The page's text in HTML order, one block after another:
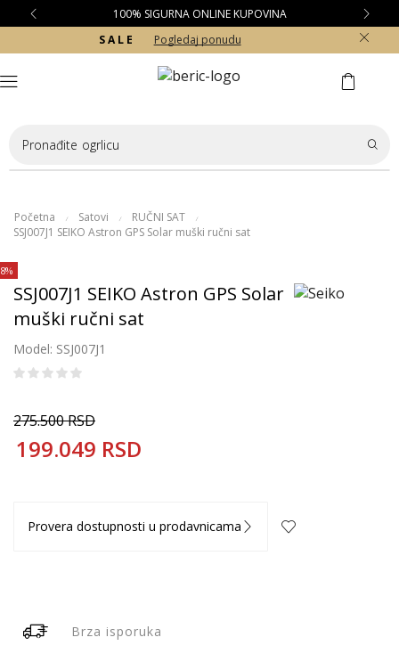
100% SIGURNA ONLINE KUPOVINA
S A L E
Pogledaj ponudu
Pronađite ogrlicu
Početna / Satovi / RUČNI SAT /
SSJ007J1 SEIKO Astron GPS Solar muški ručni sat
SSJ007J1 SEIKO Astron GPS Solar
muški ručni sat
Model: SSJ007J1
275.500RSD
199.049 RSD
Provera dostupnosti u prodavnicama
Brza isporuka